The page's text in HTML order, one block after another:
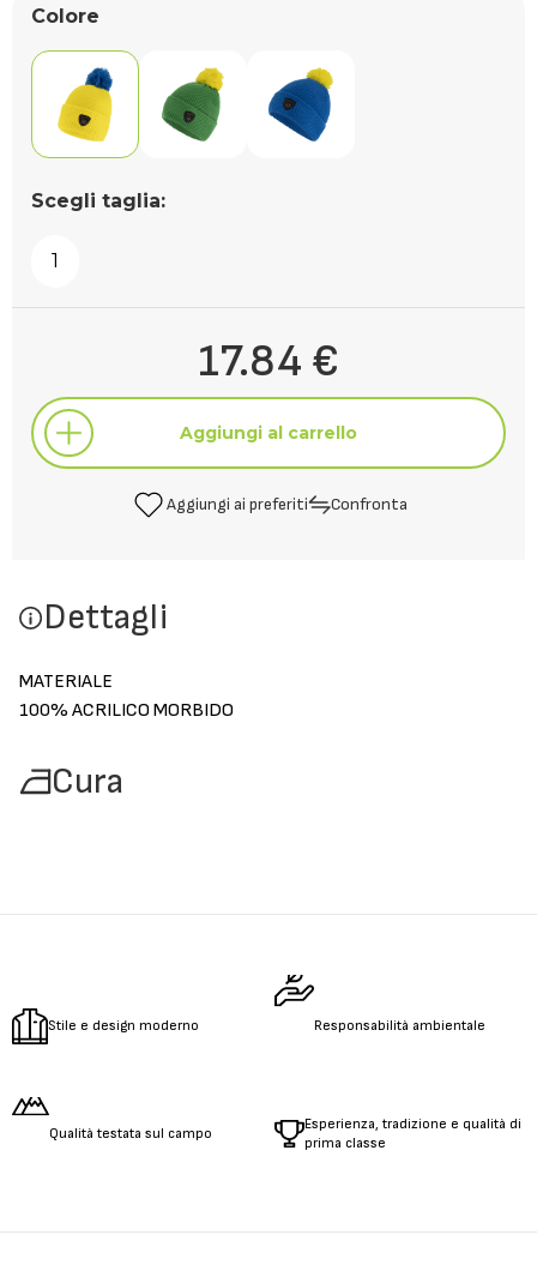
Colore
Scegli taglia:
1
17.84 €
Aggiungi al carrello
Aggiungi ai preferiti Confronta
Dettagli
MATERIALE
100% ACRILICO MORBIDO
Cura
Stile e design moderno Responsabilità ambientale
Qualità testata sul campo
Esperienza, tradizione e qualità di
prima classe